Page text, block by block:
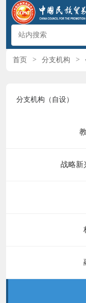
首页 > 分支机构 >
分支机构（自设）
战略新